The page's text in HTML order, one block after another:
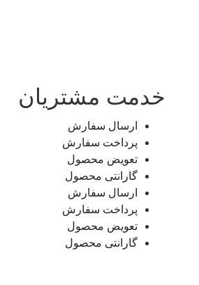
خدمت مشتریان
ارسال سفارش
پرداخت سفارش
تعویض محصول
گارانتی محصول
ارسال سفارش
پرداخت سفارش
تعویض محصول
گارانتی محصول